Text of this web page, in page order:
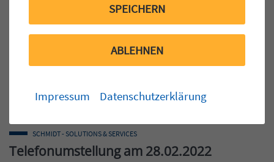
Telefonumstellung am 28.02.2022
SCHMIDT - SOLUTIONS & SERVICES
SPEICHERN
ABLEHNEN
Impressum Datenschutzerklärung